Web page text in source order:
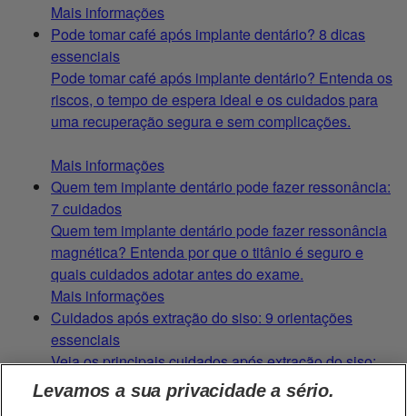
Mais informações
Pode tomar café após implante dentário? 8 dicas
essenciais
Pode tomar café após implante dentário? Entenda os
riscos, o tempo de espera ideal e os cuidados para
uma recuperação segura e sem complicações.
Mais informações
Quem tem implante dentário pode fazer ressonância:
7 cuidados
Quem tem implante dentário pode fazer ressonância
magnética? Entenda por que o titânio é seguro e
quais cuidados adotar antes do exame.
Mais informações
Cuidados após extração do siso: 9 orientações
essenciais
Veja os principais cuidados após extração do siso:
orientações sobre repouso, alimentação, higiene,
tempo de recuperação e quando procurar o dentista.
Levamos a sua privacidade a sério.